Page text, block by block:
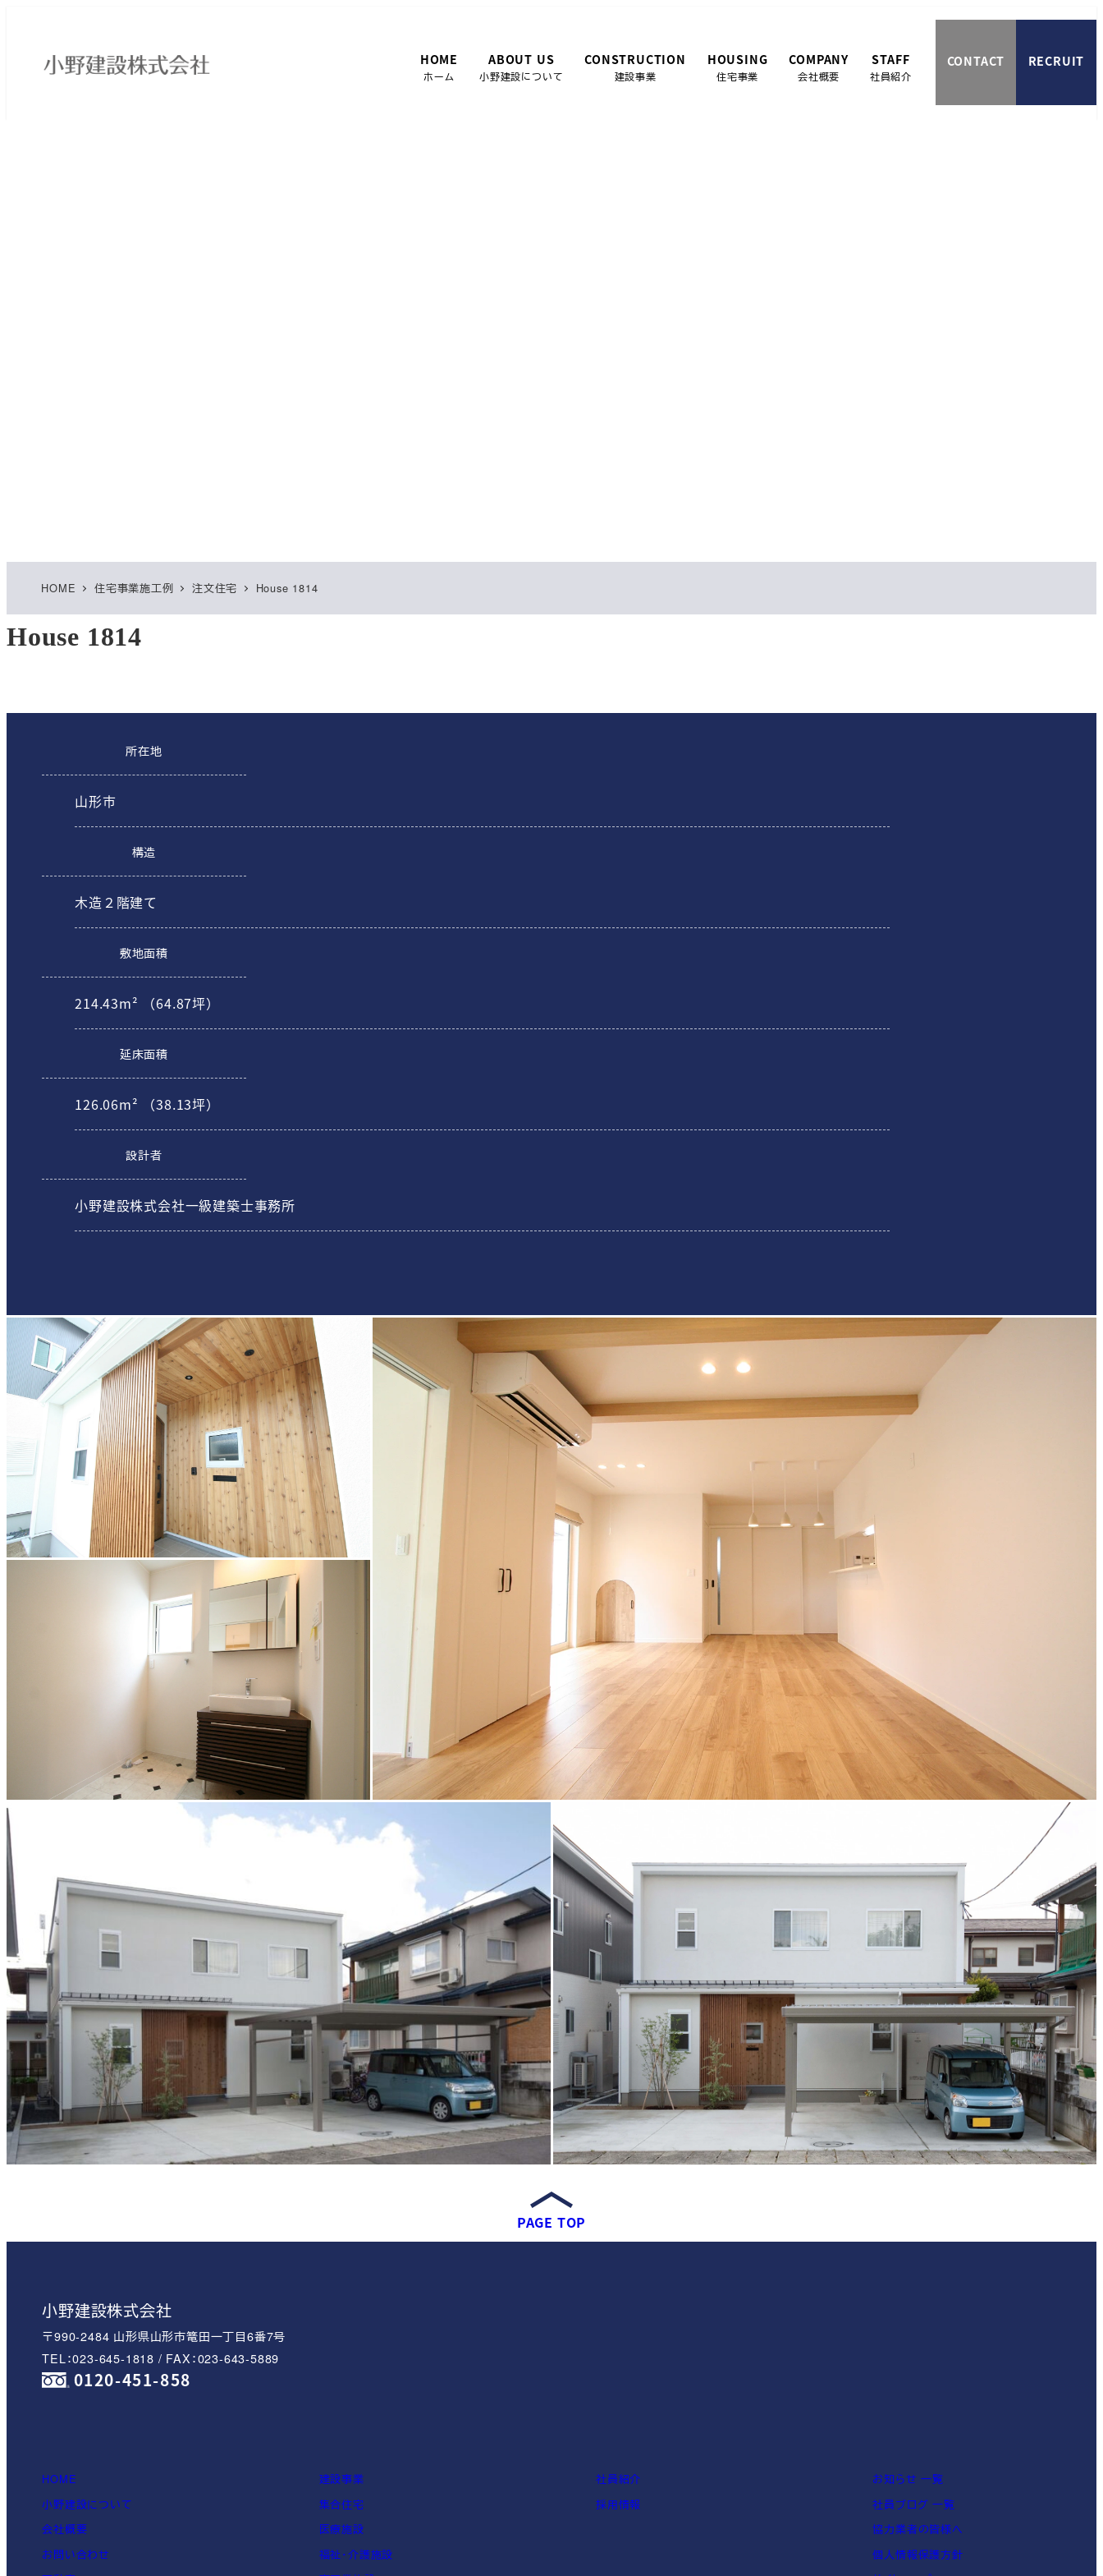
HOME
ホーム
ABOUT US
小野建設について
CONSTRUCTION
建設事業
HOUSING
住宅事業
COMPANY
会社概要
STAFF
社員紹介
CONTACT RECRUIT
HOME 住宅事業施工例 注文住宅 House 1814
House 1814
所在地
山形市
構造
木造２階建て
敷地面積
214.43m² （64.87坪）
延床面積
126.06m² （38.13坪）
設計者
小野建設株式会社一級建築士事務所
PAGE TOP
小野建設株式会社
〒990-2484 山形県山形市篭田一丁目6番7号
TEL：023-645-1818 / FAX：023-643-5889
0120-451-858
HOME
小野建設について
会社概要
お問い合わせ
建設事業
集合住宅
医療施設
福祉・介護施設
社員紹介
採用情報
お知らせ 一覧
社員ブログ 一覧
協力業者の皆様へ
個人情報保護方針